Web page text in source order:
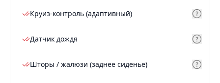
Круиз-контроль (адаптивный)
Датчик дождя
Шторы / жалюзи (заднее сиденье)